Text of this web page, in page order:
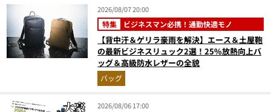
2026/08/07 20:00
特集 ビジネスマン必携！通勤快適モノ
【背中汗＆ゲリラ豪雨を解決】エース＆土屋鞄
の最新ビジネスリュック2選！25%放熱向上バ
ッグ＆高級防水レザーの全貌
バッグ
2026/08/06 17:00